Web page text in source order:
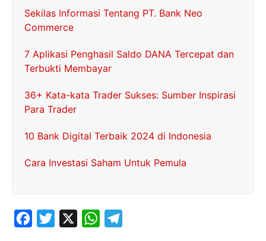
Sekilas Informasi Tentang PT. Bank Neo
Commerce
7 Aplikasi Penghasil Saldo DANA Tercepat dan
Terbukti Membayar
36+ Kata-kata Trader Sukses: Sumber Inspirasi
Para Trader
10 Bank Digital Terbaik 2024 di Indonesia
Cara Investasi Saham Untuk Pemula
W